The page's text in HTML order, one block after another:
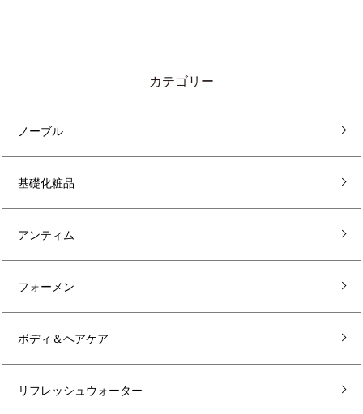
カテゴリー
ノーブル
基礎化粧品
アンティム
フォーメン
ボディ＆ヘアケア
リフレッシュウォーター